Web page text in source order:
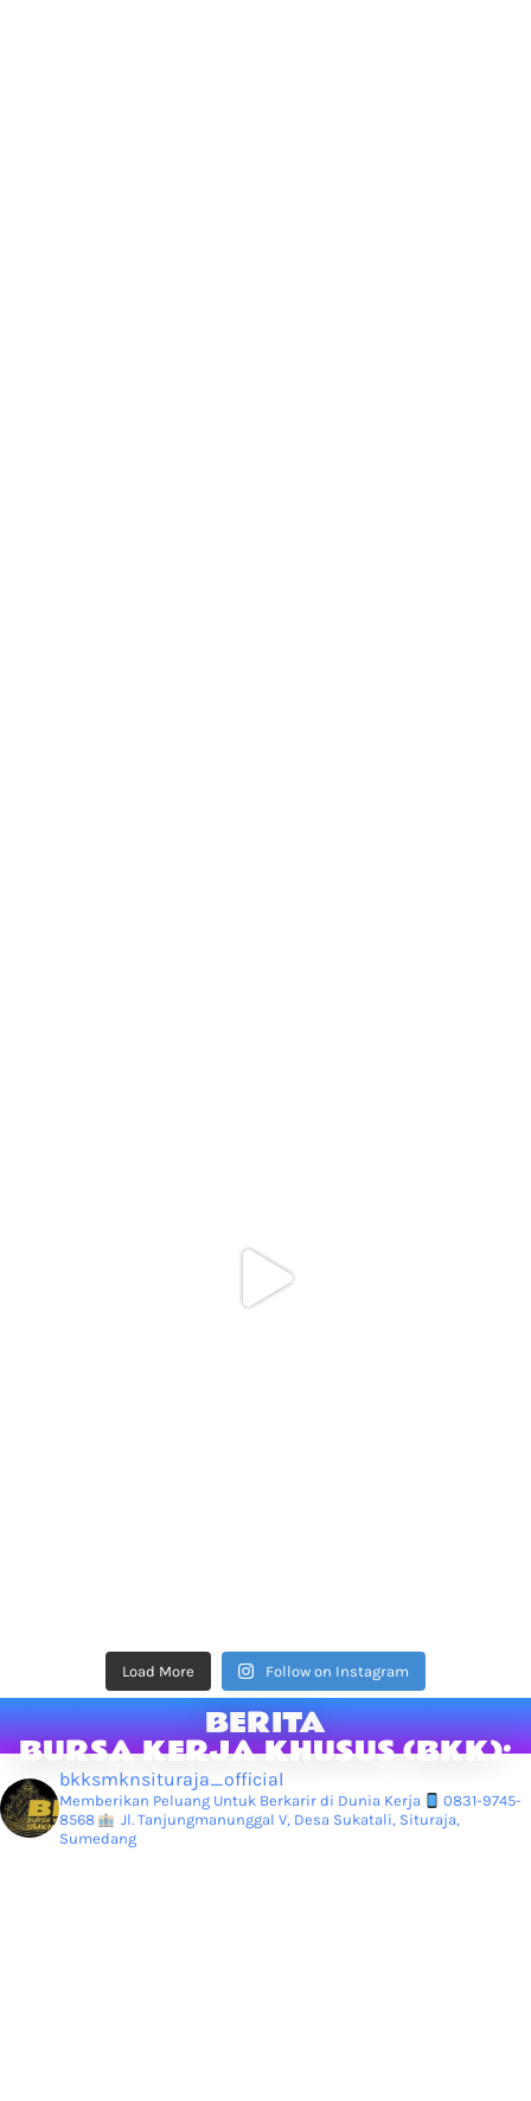
Load More Follow on Instagram
BERITA
BURSA KERJA KHUSUS (BKK):
bkksmknsituraja_official
Memberikan Peluang Untuk Berkarir di Dunia Kerja
0831-9745-
8568
Jl. Tanjungmanunggal V, Desa Sukatali, Situraja,
Sumedang